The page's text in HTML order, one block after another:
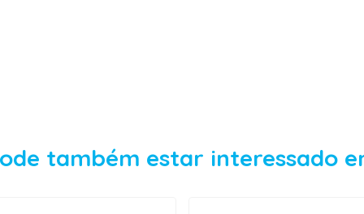
também estar interessado